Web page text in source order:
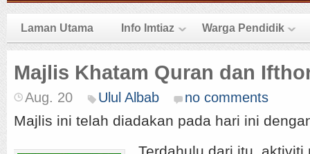
Laman Utama Info Imtiaz Warga Pendidik
Majlis Khatam Quran dan
Aug. 20 Ulul Albab no comments
Majlis ini telah diadakan pada hari ini